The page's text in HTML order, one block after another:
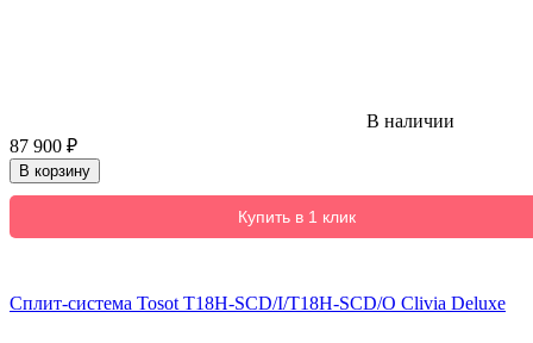
В наличии
87 900 ₽
В корзину
Купить в 1 клик
Сплит-система Tosot T18H-SCD/I/T18H-SCD/O Clivia Deluxe